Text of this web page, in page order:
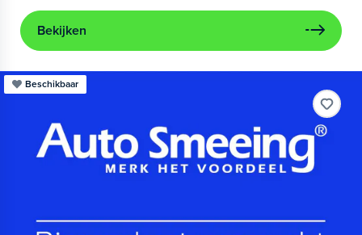
Bekijken
Beschikbaar